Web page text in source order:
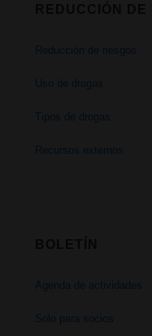
Reducción de riesgos
Uso de drogas
Tipos de drogas
Recursos externos
Agenda de actividades
Solo para socios